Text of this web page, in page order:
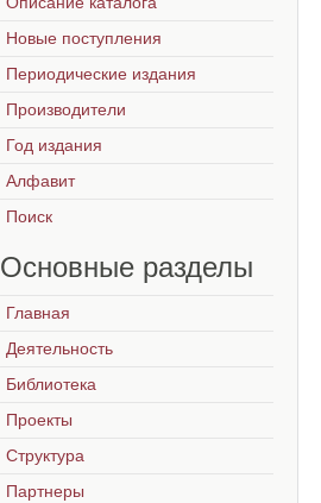
Новые поступления
Периодические издания
Производители
Год издания
Алфавит
Поиск
Основные разделы
Главная
Деятельность
Библиотека
Проекты
Структура
Партнеры